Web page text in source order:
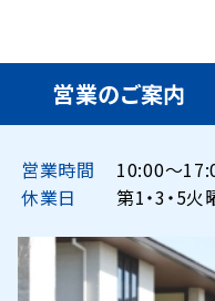
営業のご案内
営業時間
10:00〜
休業日
第1・3・5